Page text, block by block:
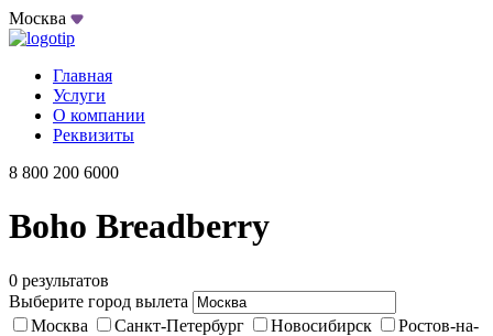
Москва
Главная
Услуги
О компании
Реквизиты
8 800 200 6000
Boho Breadberry
0 результатов
Выберите город вылета
Москва
Санкт-Петербург Новосибирск
Ростов-на-